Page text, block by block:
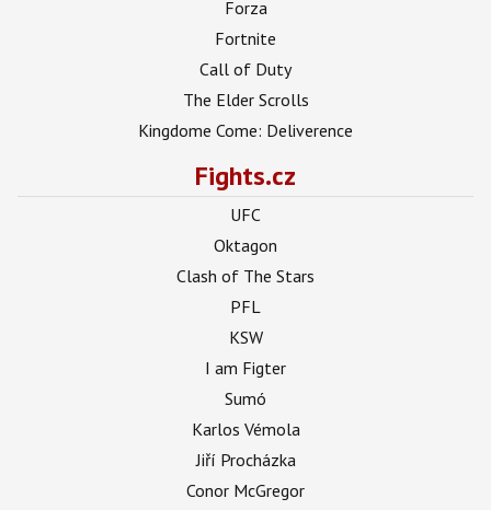
Forza
Fortnite
Call of Duty
The Elder Scrolls
Kingdome Come: Deliverence
Fights.cz
UFC
Oktagon
Clash of The Stars
PFL
KSW
I am Figter
Sumó
Karlos Vémola
Jiří Procházka
Conor McGregor